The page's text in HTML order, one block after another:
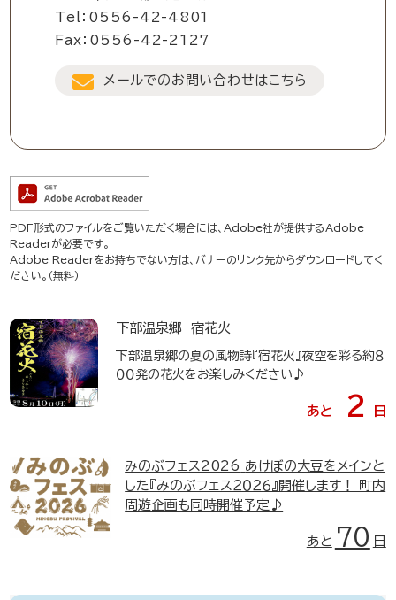
Tel：0556-42-4801
Fax：0556-42-2127
メールでのお問い合わせはこちら
PDF形式のファイルをご覧いただく場合には、Adobe社が提供するAdobe
Readerが必要です。
Adobe Readerをお持ちでない方は、バナーのリンク先からダウンロードしてく
ださい。（無料）
下部温泉郷 宿花火
下部温泉郷の夏の風物詩『宿花火』夜空を彩る約８
００発の花火をお楽しみください♪
あと 2 日
みのぶフェス2026 あけぼの大豆をメインと
した『みのぶフェス２０２６』開催します！ 町内
周遊企画も同時開催予定♪
あと 70 日